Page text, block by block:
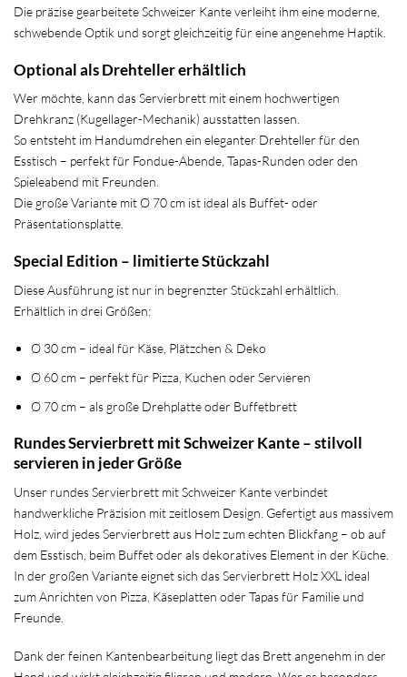
Die präzise gearbeitete Schweizer Kante verleiht ihm eine moderne,
schwebende Optik und sorgt gleichzeitig für eine angenehme Haptik.
Optional als Drehteller erhältlich
Wer möchte, kann das Servierbrett mit einem hochwertigen
Drehkranz (Kugellager-Mechanik) ausstatten lassen.
So entsteht im Handumdrehen ein eleganter Drehteller für den
Esstisch – perfekt für Fondue-Abende, Tapas-Runden oder den
Spieleabend mit Freunden.
Die große Variante mit Ø 70 cm ist ideal als Buffet- oder
Präsentationsplatte.
Special Edition – limitierte Stückzahl
Diese Ausführung ist nur in begrenzter Stückzahl erhältlich.
Erhältlich in drei Größen:
Ø 30 cm – ideal für Käse, Plätzchen & Deko
Ø 60 cm – perfekt für Pizza, Kuchen oder Servieren
Ø 70 cm – als große Drehplatte oder Buffetbrett
Rundes Servierbrett mit Schweizer Kante – stilvoll
servieren in jeder Größe
Unser rundes Servierbrett mit Schweizer Kante verbindet
handwerkliche Präzision mit zeitlosem Design. Gefertigt aus massivem
Holz, wird jedes Servierbrett aus Holz zum echten Blickfang – ob auf
dem Esstisch, beim Buffet oder als dekoratives Element in der Küche.
In der großen Variante eignet sich das Servierbrett Holz XXL ideal
zum Anrichten von Pizza, Käseplatten oder Tapas für Familie und
Freunde.
Dank der feinen Kantenbearbeitung liegt das Brett angenehm in der